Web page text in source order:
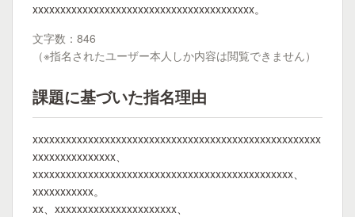
xxxxxxxxxxxxxxxxxxxxxxxxxxxxxxxxxxxxxxxx。
文字数：846
（※指名されたユーザー本人しか内容は閲覧できません）
課題に基づいた指名理由
xxxxxxxxxxxxxxxxxxxxxxxxxxxxxxxxxxxxxxxxxxxxxxxxxxxx
xxxxxxxxxxxxxxx、
xxxxxxxxxxxxxxxxxxxxxxxxxxxxxxxxxxxxxxxxxxxxxxx、
xxxxxxxxxxx。
xx、xxxxxxxxxxxxxxxxxxxxxx、